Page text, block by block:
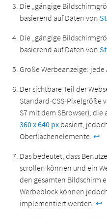
Die „gängige
basierend auf Daten von
Die „gängige
basierend auf Daten von
Große Werbeanzeige: jede
Der sichtbare Teil der
Standard-CSS-Pixelgröße
S7 mit dem SBrowser),
360 x 640 px basiert,
Oberflächenelemente. ↩
Das bedeutet, dass
scrollen können und ein
den gesamten Bildschirm
Werbeblock können
implementiert werden. ↩